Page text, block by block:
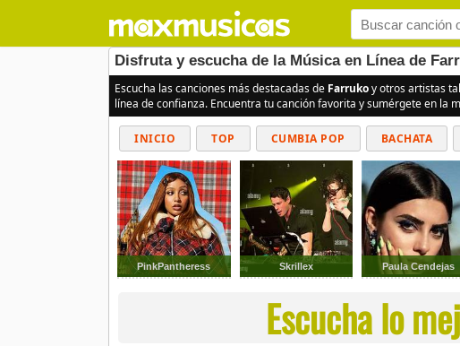
Disfruta y escucha de la Música en Línea de
Escucha las canciones más destacadas de Farrukoy otros artistas
línea de confianza. Encuentra tu canción favorita y sumérgete en la
INICIO TOP CUMBIA POP BACHATA
PinkPantheress Skrillex Paula Cendejas
Escucha lo